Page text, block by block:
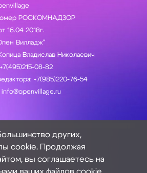
РОСКОМНАДЗОР
16.04 2018г.
Вилладж"
Владислав Николаевич
08-82
+7(985)220-76-54
других,
cookie. Продолжая
вы соглашаетесь на